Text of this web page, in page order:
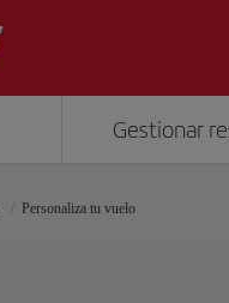
Gestionar
Personaliza tu vuelo